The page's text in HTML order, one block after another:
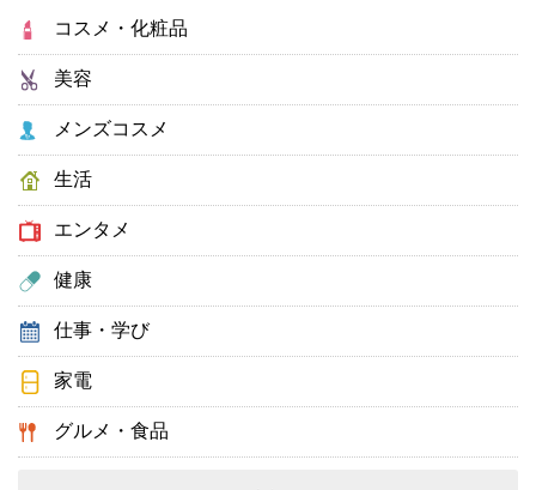
コスメ・化粧品
美容
メンズコスメ
生活
エンタメ
健康
仕事・学び
家電
グルメ・食品